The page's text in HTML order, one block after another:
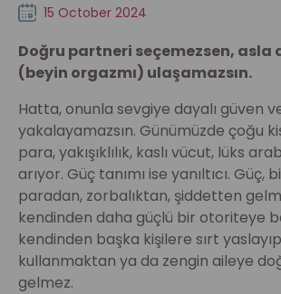
15 October 2024
Doğru partneri seçemezsen, asla
(beyin orgazmı) ulaşamazsın.
Hatta, onunla sevgiye dayalı güven
yakalayamazsın. Günümüzde çoğu
para, yakışıklılık, kaslı vücut, lüks
arıyor. Güç tanımı ise yanıltıcı. Güç,
paradan, zorbalıktan, şiddetten
kendinden daha güçlü bir otoriteye
kendinden başka kişilere sırt
kullanmaktan ya da zengin aileye
gelmez.